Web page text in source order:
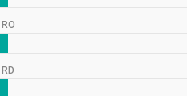
RO
RD